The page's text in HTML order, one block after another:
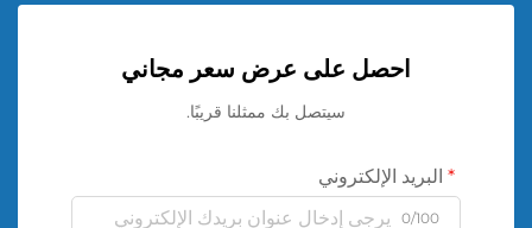
احصل على عرض سعر مجاني
سيتصل بك ممثلنا قريبًا.
البريد الإلكتروني
0/100